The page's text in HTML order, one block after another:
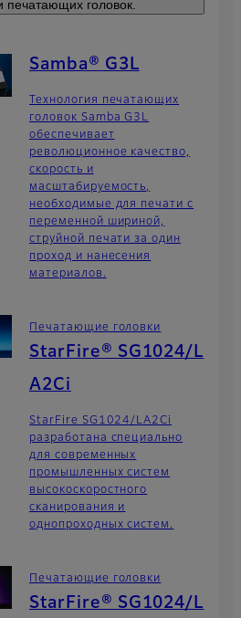
печатающих головок.
Samba® G3L
Технология печатающих
головок Samba G3L
обеспечивает
революционное качество,
скорость и
масштабируемость,
необходимые для печати с
переменной шириной,
струйной печати за один
проход и нанесения
материалов.
Печатающие головки
StarFire® SG1024/L
A2Ci
StarFire SG1024/LA2Ci
разработана специально
для современных
промышленных систем
высокоскоростного
сканирования и
однопроходных систем.
Печатающие головки
StarFire® SG1024/L